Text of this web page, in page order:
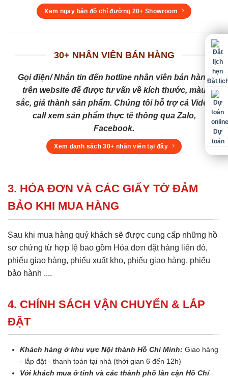
Xem ngay bản đồ chỉ đường 20+ Showroom
30+ NHÂN VIÊN BÁN HÀNG
Gọi điện/ Nhắn tin đến hotline nhân viên bán hàng
trên website để được tư vấn về kích thước, màu
sắc, giá thành sản phẩm. Chúng tôi hỗ trợ cả Video
call xem sản phẩm thực tế thông qua Zalo,
Facebook.
Xem danh sách 30+ nhân viên tại đây
3. HÓA ĐƠN VÀ CÁC GIẤY TỜ ĐẢM
BẢO KHI MUA HÀNG
Sau khi mua hàng quý khách sẽ được cung cấp những hồ
sơ chứng từ hợp lệ bao gồm Hóa đơn đặt hàng liên đỏ,
phiếu giao hàng, phiếu xuất kho, phiếu giao hàng, phiếu
bảo hành ....
4. CHÍNH SÁCH VẬN CHUYỂN & LẮP
ĐẶT
Khách hàng ở khu vực Nội thành Hồ Chí Minh: Giao hàng
- lắp đặt - thanh toán tại nhà (thời gian 6 đến 12h)
Với khách mua ở tỉnh và các thành phố lân cận Hồ Chí
Đặt
Dự
toán